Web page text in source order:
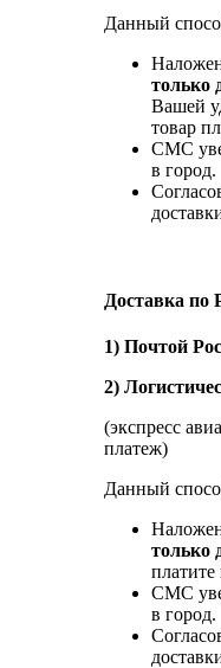
Данный
только
Вашей
товар
СМС
в город.
Доставка по
1) Почтой
2)
(экспресс
платеж)
Данный
только
СМС
в город.